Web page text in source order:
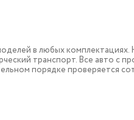
в любых комплектациях.
транспорт. Все авто с
порядке проверяется